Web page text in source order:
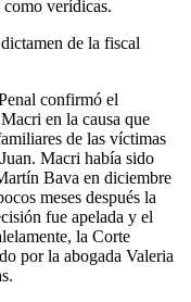
verídicas.
de la fiscal
confirmó el
en la causa que
de las víctimas
Macri había sido
Bava en diciembre
meses después la
fue apelada y el
la Corte
por la abogada Valeria